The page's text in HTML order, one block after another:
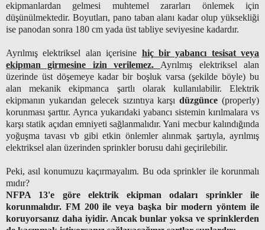
ekipmanlardan gelmesi muhtemel zararları önlemek için
düşünülmektedir. Boyutları, pano taban alanı kadar olup yüksekliği
ise panodan sonra 180 cm yada üst tabliye seviyesine kadardır.
Ayrılmış elektriksel alan içerisine hiç bir yabancı tesisat veya
ekipman girmesine izin verilemez. Ayrılmış elektriksel alan
üzerinde üst döşemeye kadar bir boşluk varsa (şekilde böyle) bu
alan mekanik ekipmanca şartlı olarak kullanılabilir. Elektrik
ekipmanın yukarıdan gelecek sızıntıya karşıdüzgünce (properly)
korunması şarttır. Ayrıca yukarıdaki yabancı sistemin kırılmalara vs
karşı statik açıdan emniyeti sağlanmalıdır. Yani mecbur kalındığında
yoğuşma tavası vb gibi etkin önlemler alınmak şartıyla, ayrılmış
elektriksel alan üzerinden sprinkler borusu dahi geçirilebilir.
Peki, asıl konumuzu kaçırmayalım. Bu oda sprinkler ile korunmalı
mıdır?
NFPA 13'e göre elektrik ekipman odaları sprinkler ile
korunmalıdır. FM 200 ile veya başka bir modern yöntem ile
koruyorsanız daha iyidir. Ancak bunlar yoksa ve sprinklerden